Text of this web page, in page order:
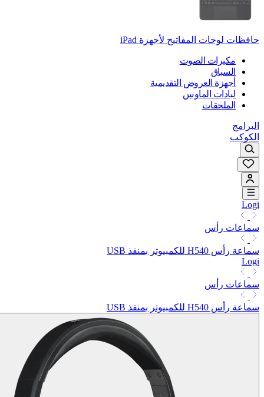
حافظات لوحات المفاتيح لأجهزة ‏iPad
مكبرات الصوت
السباق
أجهزة العروض التقديمية
لبادات الماوس
الملحقات
البرامج
الكوكب
Logi
سماعات رأس
سماعة رأس H540 للكمبيوتر بمنفذ USB
Logi
سماعات رأس
سماعة رأس H540 للكمبيوتر بمنفذ USB